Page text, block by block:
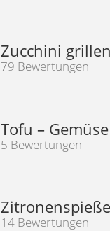
Zucchini grillen
79 Bewertungen
Tofu –
5 Bewertungen
Zitronenspieße
14 Bewertungen